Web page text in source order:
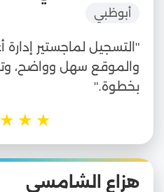
أبوظبي
"التسجيل لماجستير
والموقع سهل وواضح،
بخطوة."
★
★
★
هزاع الشامسي